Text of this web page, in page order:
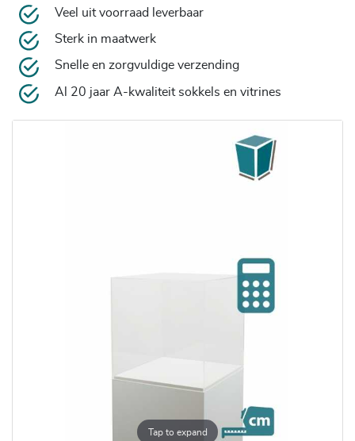
Tap to expand
Veel uit voorraad leverbaar
Sterk in maatwerk
Snelle en zorgvuldige verzending
Al 20 jaar A-kwaliteit sokkels en vitrines